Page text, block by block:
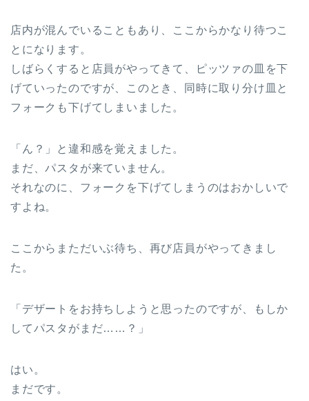
店内が混んでいることもあり、ここからかなり待つこ
とになります。
しばらくすると店員がやってきて、ピッツァの皿を下
げていったのですが、このとき、同時に取り分け皿と
フォークも下げてしまいました。
「ん？」と違和感を覚えました。
まだ、パスタが来ていません。
それなのに、フォークを下げてしまうのはおかしいで
すよね。
ここからまただいぶ待ち、再び店員がやってきまし
た。
「デザートをお持ちしようと思ったのですが、もしか
してパスタがまだ……？」
はい。
まだです。